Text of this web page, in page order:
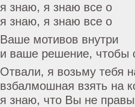
я знаю, я знаю все о
я знаю, я знаю все о
Ваше мотивов внутри
и ваше решение, чтобы
Отвали, я возьму тебя
взбалмошная взять на
я знаю, что Вы не правы